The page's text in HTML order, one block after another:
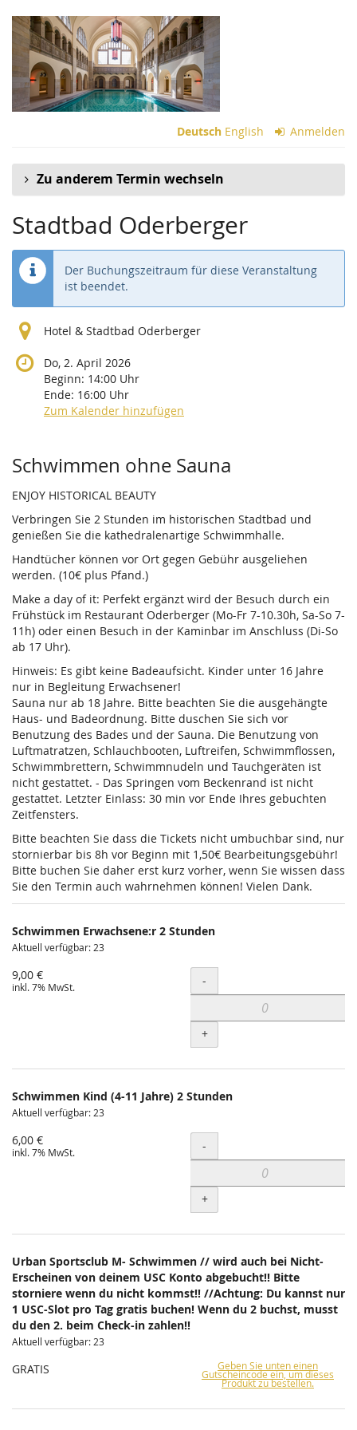
Zum
Haupt-
Inhalt
springen
Deutsch English Anmelden
Zu anderem Termin wechseln
Stadtbad Oderberger
Der Buchungszeitraum für diese Veranstaltung
ist beendet.
Hotel & Stadtbad Oderberger
Do, 2. April 2026
Beginn: 14:00 Uhr
Ende: 16:00 Uhr
Zum Kalender hinzufügen
Produkte
Schwimmen ohne Sauna
ENJOY HISTORICAL BEAUTY
Verbringen Sie 2 Stunden im historischen Stadtbad und
genießen Sie die kathedralenartige Schwimmhalle.
Handtücher können vor Ort gegen Gebühr ausgeliehen
werden. (10€ plus Pfand.)
Make a day of it: Perfekt ergänzt wird der Besuch durch ein
Frühstück im Restaurant Oderberger (Mo-Fr 7-10.30h, Sa-So 7-
11h) oder einen Besuch in der Kaminbar im Anschluss (Di-So
ab 17 Uhr).
Hinweis: Es gibt keine Badeaufsicht. Kinder unter 16 Jahre
nur in Begleitung Erwachsener!
Sauna nur ab 18 Jahre. Bitte beachten Sie die ausgehängte
Haus- und Badeordnung. Bitte duschen Sie sich vor
Benutzung des Bades und der Sauna. Die Benutzung von
Luftmatratzen, Schlauchbooten, Luftreifen, Schwimmflossen,
Schwimmbrettern, Schwimmnudeln und Tauchgeräten ist
nicht gestattet. - Das Springen vom Beckenrand ist nicht
gestattet. Letzter Einlass: 30 min vor Ende Ihres gebuchten
Zeitfensters.
Bitte beachten Sie dass die Tickets nicht umbuchbar sind, nur
stornierbar bis 8h vor Beginn mit 1,50€ Bearbeitungsgebühr!
Bitte buchen Sie daher erst kurz vorher, wenn Sie wissen dass
Sie den Termin auch wahrnehmen können! Vielen Dank.
Schwimmen Erwachsene:r 2 Stunden
Aktuell verfügbar: 23
9,00 €
inkl. 7% MwSt. Menge
-
+
Schwimmen Kind (4-11 Jahre) 2 Stunden
Aktuell verfügbar: 23
6,00 €
inkl. 7% MwSt. Menge
-
+
Urban Sportsclub M- Schwimmen // wird auch bei Nicht-
Erscheinen von deinem USC Konto abgebucht!! Bitte
storniere wenn du nicht kommst!! //Achtung: Du kannst nur
1 USC-Slot pro Tag gratis buchen! Wenn du 2 buchst, musst
du den 2. beim Check-in zahlen!!
Aktuell verfügbar: 23
GRATIS Geben Sie unten einen
Gutscheincode ein, um dieses
Produkt zu bestellen.